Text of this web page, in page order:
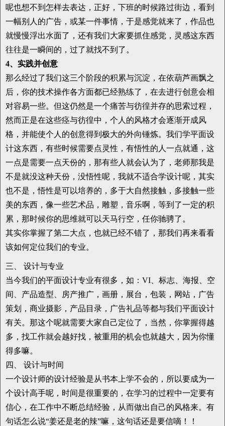
呢也想不到怎样去表达，正好，下班的时候路过街边，看到
一幅别人的广告，或某一件事情，于是感觉就来了，作品也
就慢慢浮出水面了，还有我们大家要抓住感觉，灵感这东西
往往是一瞬间的，过了就找不到了。
4、实践并创意
那么经过了我们这三个阶段的积累与沉淀，在依葫芦画飘之
后，你的技术操作各方面都已经熟练了，在去进行创意会相
对容易一些。但这仍然是一个痛苦与彷徨并存的思索过程，
然而正是在这些痉与彷徨中，个人的风格才会逐渐开成风
格，并能使个人的创意得到极大的外向锤炼。我们学平面设
计这东西，有些时候需要点灵性，有悟性的人一点就通，这
一点是需要一点天份的，那有些人就会认为了，老师那我是
不是就没这种天份，没悟性呢，我就不适合学设计呢，其实
也不是，悟性是可以培养的，多于大自然接触，多接触一些
美的东西，像一些艺术品，雕塑，音乐啊，等到了一定的积
累，那时候你的思维就可以天马行空，任你驰骋了。
其实你掌握了第二大点，也就已经不错了，那我们再来看看
该如何定位我们的专业。
三、 设计与专业
当今我们的平面设计专业有很多，如：VI、标志、海报、空
间、产品造型、房产推广，画册，展台，包装，网站，广告
策划，商业摄影，产品目录，广告礼品等都与我们平面设计
有关。那这个呢就需要大家自己定位了，当然，你掌握得越
多，找工作就会越好找，被重用的机会也就越大，因为你懂
得多嘛。
四、 设计与时间
一个设计师的设计经验是从书本上学不会的，所以要成为一
个设计高手呢，时间是很重要的，在学习的过程中一定要有
信心，在工作中不断总结经验，从而做出自己的风格来。有
句话怎么说“姜还是老的辣”嘛，这句话还是要信嘀！！